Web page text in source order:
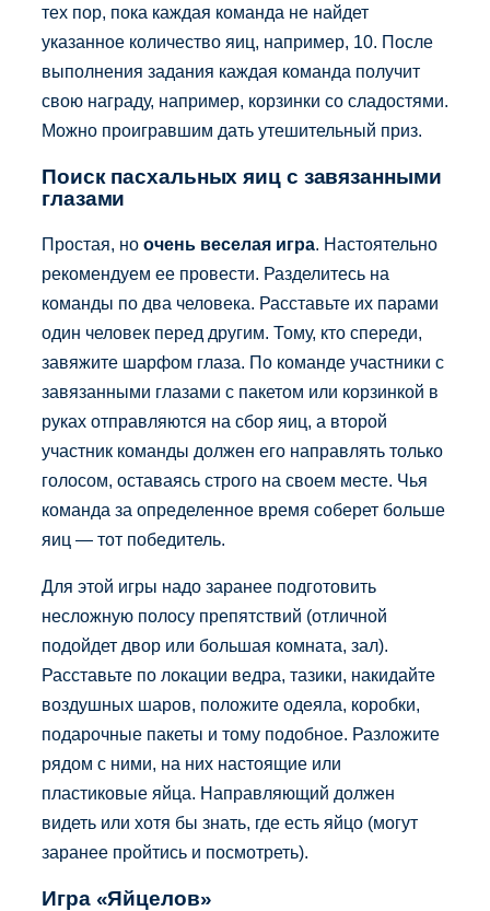
тех пор, пока каждая команда не найдет
указанное количество яиц, например, 10. После
выполнения задания каждая команда получит
свою награду, например, корзинки со сладостями.
Можно проигравшим дать утешительный приз.
Поиск пасхальных яиц с завязанными
глазами
Простая, но очень веселая игра. Настоятельно
рекомендуем ее провести. Разделитесь на
команды по два человека. Расставьте их парами
один человек перед другим. Тому, кто спереди,
завяжите шарфом глаза. По команде участники с
завязанными глазами с пакетом или корзинкой в
руках отправляются на сбор яиц, а второй
участник команды должен его направлять только
голосом, оставаясь строго на своем месте. Чья
команда за определенное время соберет больше
яиц — тот победитель.
Для этой игры надо заранее подготовить
несложную полосу препятствий (отличной
подойдет двор или большая комната, зал).
Расставьте по локации ведра, тазики, накидайте
воздушных шаров, положите одеяла, коробки,
подарочные пакеты и тому подобное. Разложите
рядом с ними, на них настоящие или
пластиковые яйца. Направляющий должен
видеть или хотя бы знать, где есть яйцо (могут
заранее пройтись и посмотреть).
Игра «Яйцелов»